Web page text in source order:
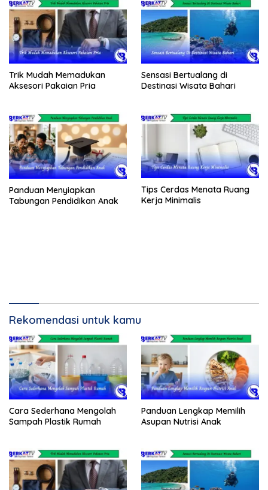
Trik Mudah Memadukan
Aksesori Pakaian Pria
Sensasi Bertualang di
Destinasi Wisata Bahari
Panduan Menyiapkan
Tabungan Pendidikan Anak
Tips Cerdas Menata Ruang
Kerja Minimalis
Rekomendasi untuk kamu
Cara Sederhana Mengolah
Sampah Plastik Rumah
Panduan Lengkap Memilih
Asupan Nutrisi Anak